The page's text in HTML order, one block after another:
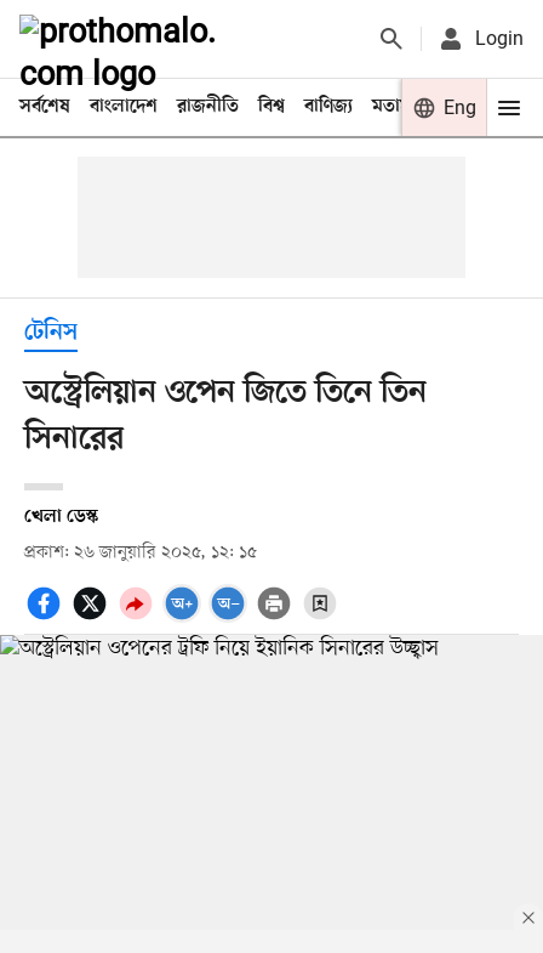
Login
সর্বশেষ বাংলাদেশ রাজনীতি বিশ্ব বাণিজ্য মতামত খেলা
Eng
টেনিস
অস্ট্রেলিয়ান ওপেন জিতে তিনে তিন
সিনারের
খেলা ডেস্ক
প্রকাশ: ২৬ জানুয়ারি ২০২৫, ১২: ১৫